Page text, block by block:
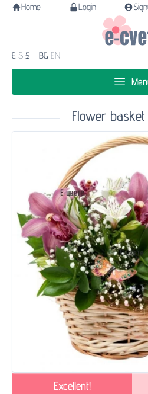
Home Login
€ $ £ BG EN
Flower
Excellent!